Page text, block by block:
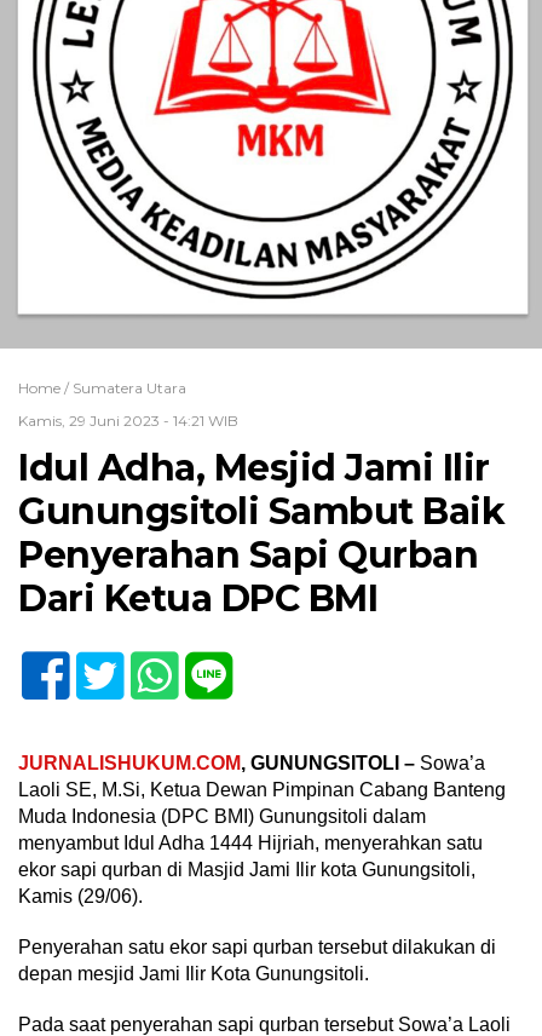
Home / Sumatera Utara
Kamis, 29 Juni 2023 - 14:21 WIB
Idul Adha, Mesjid Jami Ilir
Gunungsitoli Sambut Baik
Penyerahan Sapi Qurban
Dari Ketua DPC BMI
JURNALISHUKUM.COM, GUNUNGSITOLI – Sowa’a
Laoli SE, M.Si, Ketua Dewan Pimpinan Cabang Banteng
Muda Indonesia (DPC BMI) Gunungsitoli dalam
menyambut Idul Adha 1444 Hijriah, menyerahkan satu
ekor sapi qurban di Masjid Jami Ilir kota Gunungsitoli,
Kamis (29/06).
Penyerahan satu ekor sapi qurban tersebut dilakukan di
depan mesjid Jami Ilir Kota Gunungsitoli.
Pada saat penyerahan sapi qurban tersebut Sowa’a Laoli